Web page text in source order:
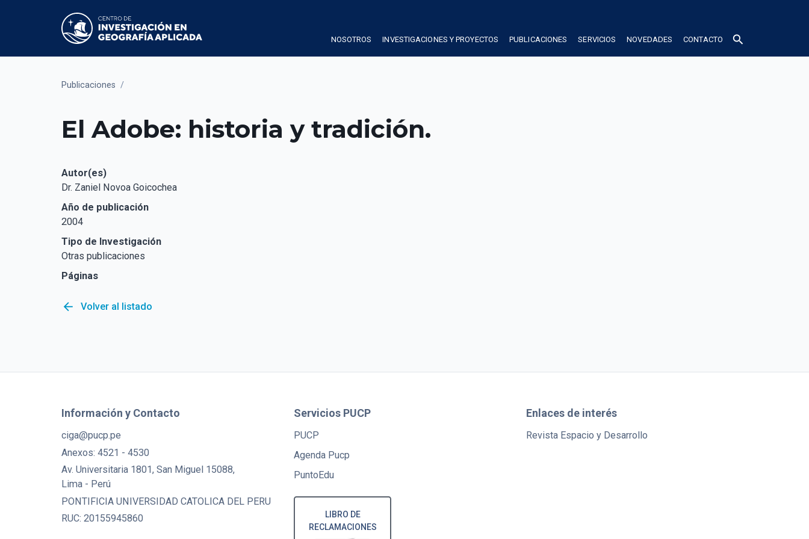
NOSOTROS INVESTIGACIONES Y PROYECTOS PUBLICACIONES SERVICIOS NOVEDADES CONTACTO search
Publicaciones /
El Adobe: historia y tradición.
Autor(es)
Dr. Zaniel Novoa Goicochea
Año de publicación
2004
Tipo de Investigación
Otras publicaciones
Páginas
arrow_back Volver al listado
Información y Contacto
ciga@pucp.pe
Anexos: 4521 - 4530
Av. Universitaria 1801, San Miguel 15088,
Lima - Perú
PONTIFICIA UNIVERSIDAD CATOLICA DEL PERU
RUC: 20155945860
Servicios PUCP
PUCP
Agenda Pucp
PuntoEdu
LIBRO DE
RECLAMACIONES
Enlaces de interés
Revista Espacio y Desarrollo